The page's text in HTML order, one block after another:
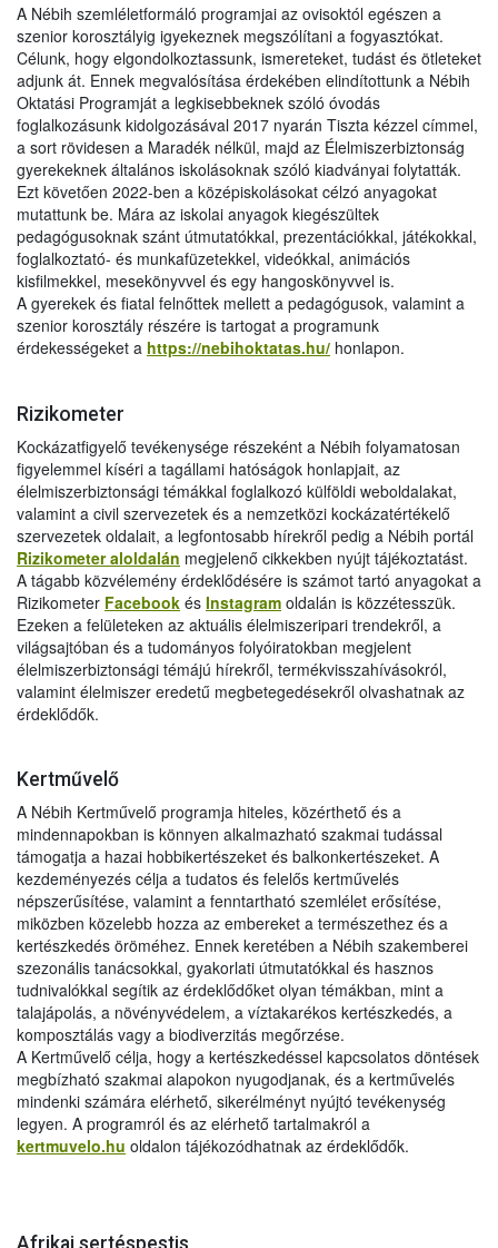
A Nébih szemléletformáló programjai az ovisoktól egészen a
szenior korosztályig igyekeznek megszólítani a fogyasztókat.
Célunk, hogy elgondolkoztassunk, ismereteket, tudást és ötleteket
adjunk át. Ennek megvalósítása érdekében elindítottunk a Nébih
Oktatási Programját a legkisebbeknek szóló óvodás
foglalkozásunk kidolgozásával 2017 nyarán Tiszta kézzel címmel,
a sort rövidesen a Maradék nélkül, majd az Élelmiszerbiztonság
gyerekeknek általános iskolásoknak szóló kiadványai folytatták.
Ezt követően 2022-ben a középiskolásokat célzó anyagokat
mutattunk be. Mára az iskolai anyagok kiegészültek
pedagógusoknak szánt útmutatókkal, prezentációkkal, játékokkal,
foglalkoztató- és munkafüzetekkel, videókkal, animációs
kisfilmekkel, mesekönyvvel és egy hangoskönyvvel is.
A gyerekek és fiatal felnőttek mellett a pedagógusok, valamint a
szenior korosztály részére is tartogat a programunk
érdekességeket a https://nebihoktatas.hu/ honlapon.
Rizikometer
Kockázatfigyelő tevékenysége részeként a Nébih folyamatosan
figyelemmel kíséri a tagállami hatóságok honlapjait, az
élelmiszerbiztonsági témákkal foglalkozó külföldi weboldalakat,
valamint a civil szervezetek és a nemzetközi kockázatértékelő
szervezetek oldalait, a legfontosabb hírekről pedig a Nébih portál
Rizikometer aloldalán megjelenő cikkekben nyújt tájékoztatást.
A tágabb közvélemény érdeklődésére is számot tartó anyagokat a
Rizikometer Facebook és Instagram oldalán is közzétesszük.
Ezeken a felületeken az aktuális élelmiszeripari trendekről, a
világsajtóban és a tudományos folyóiratokban megjelent
élelmiszerbiztonsági témájú hírekről, termékvisszahívásokról,
valamint élelmiszer eredetű megbetegedésekről olvashatnak az
érdeklődők.
Kertművelő
A Nébih Kertművelő programja hiteles, közérthető és a
mindennapokban is könnyen alkalmazható szakmai tudással
támogatja a hazai hobbikertészeket és balkonkertészeket. A
kezdeményezés célja a tudatos és felelős kertművelés
népszerűsítése, valamint a fenntartható szemlélet erősítése,
miközben közelebb hozza az embereket a természethez és a
kertészkedés öröméhez. Ennek keretében a Nébih szakemberei
szezonális tanácsokkal, gyakorlati útmutatókkal és hasznos
tudnivalókkal segítik az érdeklődőket olyan témákban, mint a
talajápolás, a növényvédelem, a víztakarékos kertészkedés, a
komposztálás vagy a biodiverzitás megőrzése.
A Kertművelő célja, hogy a kertészkedéssel kapcsolatos döntések
megbízható szakmai alapokon nyugodjanak, és a kertművelés
mindenki számára elérhető, sikerélményt nyújtó tevékenység
legyen. A programról és az elérhető tartalmakról a
kertmuvelo.hu oldalon tájékozódhatnak az érdeklődők.
Afrikai sertéspestis